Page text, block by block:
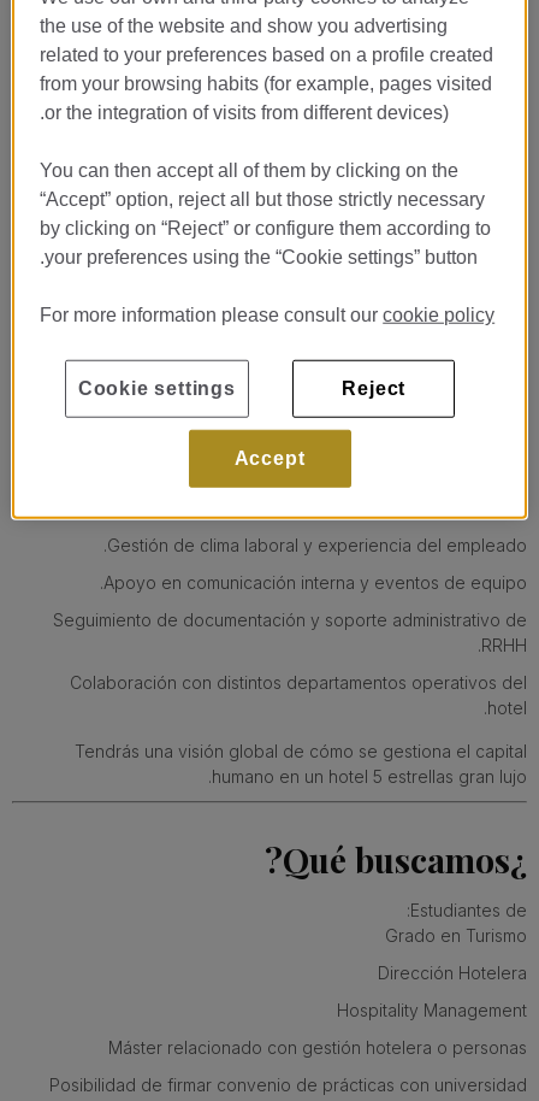
gestiona el talento en un hotel
de lujo?
Barcelona, buscamos incorporar un/a
estudiante en prácticas
para nuestro departamento de
Recursos Humanos
Si estás estudiandoTurismo, Dirección Hotelera o
Hospitality Managementy quieres vivir una experiencia
formativa real en un entorno premium, esta es tu oportunidad.
en el día a día del hotel y colaborando en áreas como:
Procesos de selección y onboarding de nuevos talentos.
Gestión de clima laboral y experiencia del empleado.
Apoyo en comunicación interna y eventos de equipo.
Seguimiento de documentación y soporte administrativo de
RRHH.
Colaboración con distintos departamentos operativos del
hotel.
Tendrás una visión global de cómo se gestiona el capital
humano en un hotel 5 estrellas gran lujo.
¿Qué buscamos?
Estudiantes de:
Grado en Turismo
Dirección Hotelera
Hospitality Management
Máster relacionado con gestión hotelera o personas
Posibilidad de firmar convenio de prácticas con universidad
the use of the website and show you advertising
related to your preferences based on a profile created
from your browsing habits (for example, pages visited
or the integration of visits from different devices).
You can then accept all of them by clicking on the
“Accept” option, reject all but those strictly necessary
by clicking on “Reject” or configure them according to
your preferences using the “Cookie settings” button.
For more information please consult ourcookie policy
Reject
Accept
Cookie settings